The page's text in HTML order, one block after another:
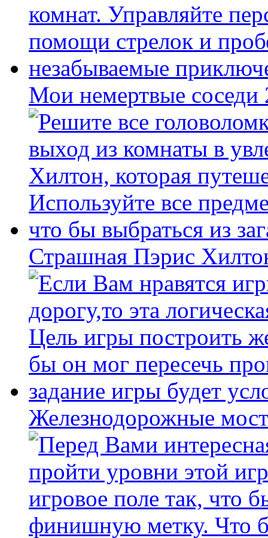
Мои немертвые
Страшная Пэрис
Железнодорожные